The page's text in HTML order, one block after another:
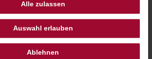
Alle zulassen
Auswahl erlauben
Ablehnen
STIL ON THE ROCKS